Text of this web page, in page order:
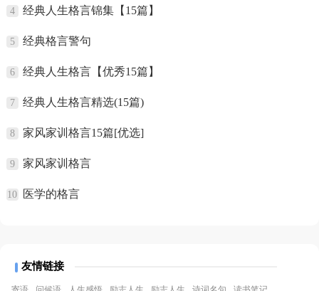
4 经典人生格言锦集【15篇】
5 经典格言警句
6 经典人生格言【优秀15篇】
7 经典人生格言精选(15篇)
8 家风家训格言15篇[优选]
9 家风家训格言
10 医学的格言
友情链接